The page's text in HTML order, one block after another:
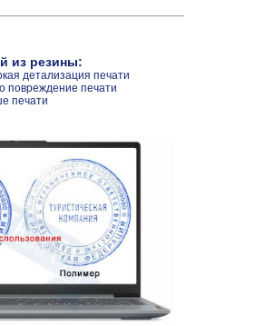
из резины:
детализация печати
повреждение печати
печати